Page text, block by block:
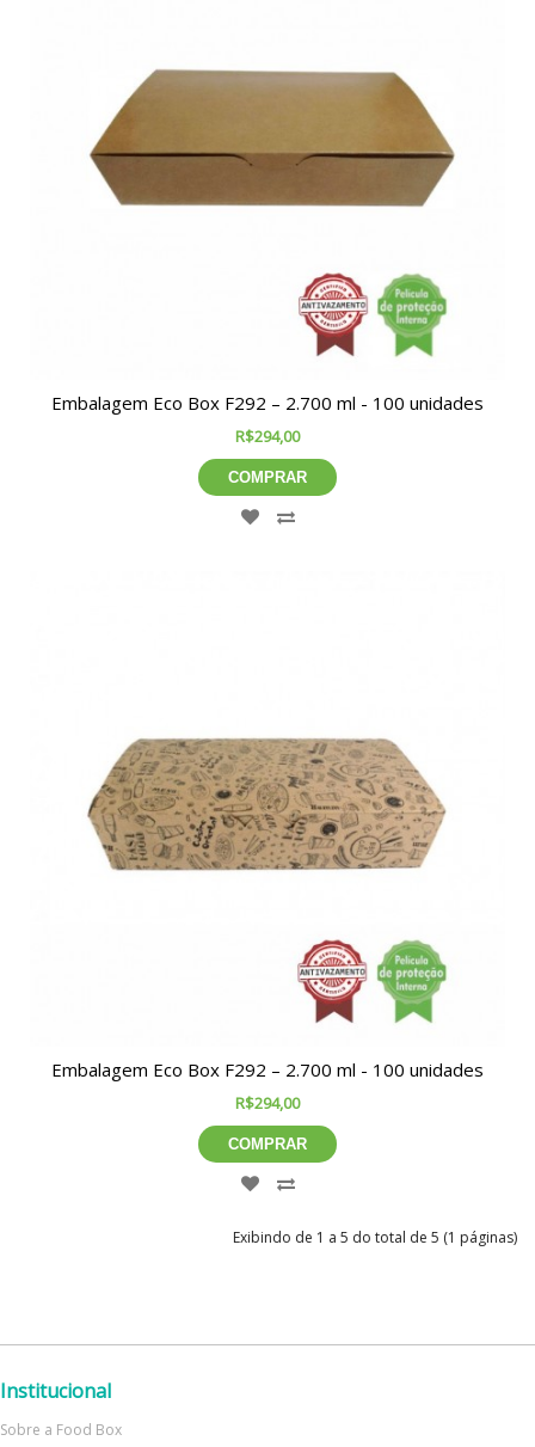
Embalagem Eco Box F292 – 2.700 ml - 100 unidades
R$294,00
COMPRAR
Embalagem Eco Box F292 – 2.700 ml - 100 unidades
R$294,00
COMPRAR
Exibindo de 1 a 5 do total de 5 (1 páginas)
Institucional
Sobre a Food Box